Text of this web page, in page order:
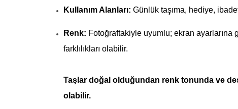
Kullanım Alanları: Günlük taşıma, hediye,
Renk: Fotoğraftakiyle uyumlu; ekran ayarlarına
farklılıkları olabilir.
Taşlar doğal olduğundan renk tonunda ve
olabilir.